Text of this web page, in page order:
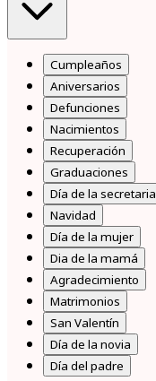
Cumpleaños
Aniversarios
Defunciones
Nacimientos
Recuperación
Graduaciones
Día de la secretaria
Navidad
Día de la mujer
Dia de la mamá
Agradecimiento
Matrimonios
San Valentín
Día de la novia
Día del padre